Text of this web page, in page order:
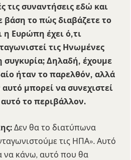
τις συναντήσεις εδώ και
βάση το πώς διαβάζετε το
η Ευρώπη έχει ό,τι
τις Ηνωμένες
συγκυρία; Δηλαδή, έχουμε
ήταν το παρελθόν, αλλά
μπορεί να συνεχιστεί
το περιβάλλον.
Δεν θα το διατύπωνα
τις ΗΠΑ». Αυτό
κάνω, αυτό που θα